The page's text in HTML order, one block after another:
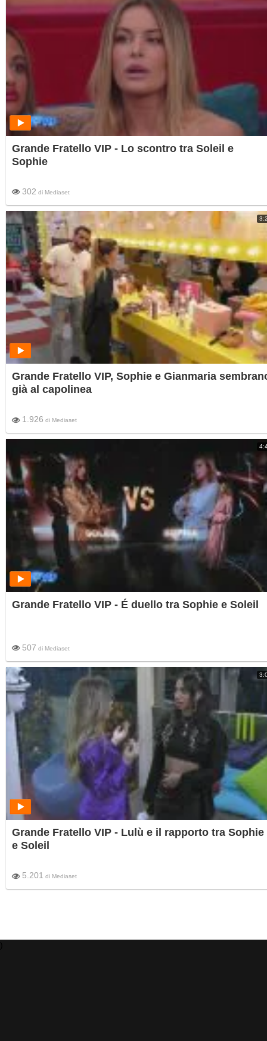
Grande Fratello VIP - Lo scontro tra Soleil e
Sophie
302 di Mediaset
Grande Fratello VIP, Sophie e Gianmaria
già al capolinea
1.926 di Mediaset
Grande Fratello VIP - É duello tra Sophie e Soleil
507 di Mediaset
Grande Fratello VIP - Lulù e il rapporto tra Sophie
e Soleil
5.201 di Mediaset